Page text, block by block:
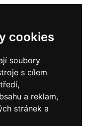
cookies
soubory
s cílem
a reklam,
stránek a